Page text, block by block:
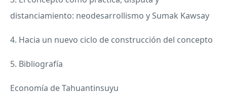
distanciamiento: neodesarrollismo y Sumak Kawsay
4. Hacia un nuevo ciclo de construcción del concepto
5. Bibliografía
Economía de Tahuantinsuyu